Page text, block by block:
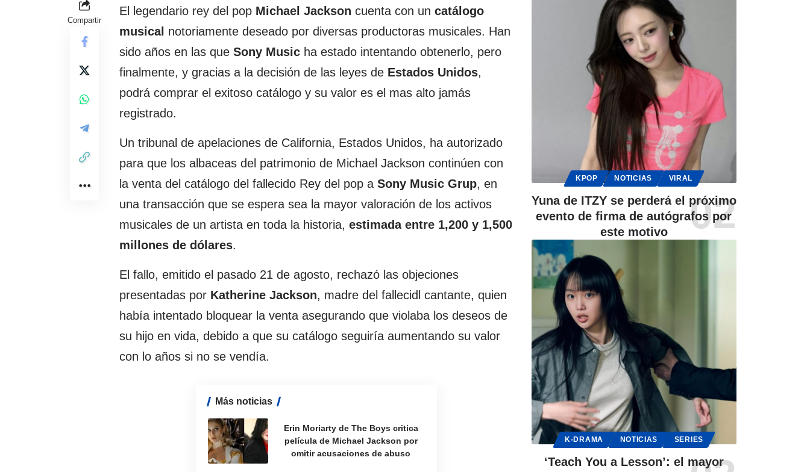
Compartir
El legendario rey del pop Michael Jackson cuenta con un catálogo
musical notoriamente deseado por diversas productoras musicales. Han
sido años en las que Sony Music ha estado intentando obtenerlo, pero
finalmente, y gracias a la decisión de las leyes de Estados Unidos,
podrá comprar el exitoso catálogo y su valor es el mas alto jamás
registrado.
Un tribunal de apelaciones de California, Estados Unidos, ha autorizado
para que los albaceas del patrimonio de Michael Jackson continúen con
la venta del catálogo del fallecido Rey del pop a Sony Music Grup, en
una transacción que se espera sea la mayor valoración de los activos
musicales de un artista en toda la historia, estimada entre 1,200 y 1,500
millones de dólares.
El fallo, emitido el pasado 21 de agosto, rechazó las objeciones
presentadas por Katherine Jackson, madre del fallecidl cantante, quien
había intentado bloquear la venta asegurando que violaba los deseos de
su hijo en vida, debido a que su catálogo seguiría aumentando su valor
con lo años si no se vendía.
Más noticias
Erin Moriarty de The Boys critica
película de Michael Jackson por
omitir acusaciones de abuso
KPOP NOTICIAS VIRAL
Yuna de ITZY se perderá el próximo
evento de firma de autógrafos por
este motivo
K-DRAMA NOTICIAS SERIES
‘Teach You a Lesson’: el mayor